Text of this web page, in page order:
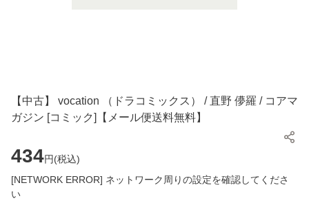
【中古】 vocation （ドラコミックス） / 直野 儚羅 / コアマ
ガジン [コミック]【メール便送料無料】
434円(税込)
[NETWORK ERROR] ネットワーク周りの設定を確認してくださ
い